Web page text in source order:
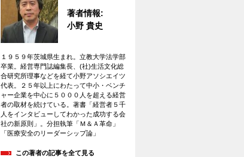
著者情報:
小野 貴史
１９５９年茨城県生まれ。立教大学法学部
卒業。経営専門誌編集長、(社)生活文化総
合研究所理事などを経て小野アソシエイツ
代表。２５年以上にわたって中小・ベンチ
ャー企業を中心に５０００人を超える経営
者の取材を続けている。著書「経営者５千
人をインタビューしてわかった成功する会
社の新原則」。分担執筆「Ｍ＆Ａ革命」
「医療安全のリーダーシップ論」
この著者の記事を全て見る